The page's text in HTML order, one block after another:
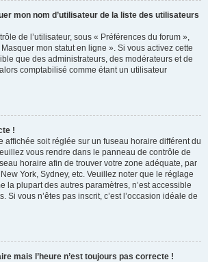
mon nom d’utilisateur de la liste des utilisateurs
de l’utilisateur, sous « Préférences du forum »,
mon statut en ligne ». Si vous activez cette
que des administrateurs, des modérateurs et de
comptabilisé comme étant un utilisateur
!
affichée soit réglée sur un fuseau horaire différent du
vous rendre dans le panneau de contrôle de
horaire afin de trouver votre zone adéquate, par
York, Sydney, etc. Veuillez noter que le réglage
la plupart des autres paramètres, n’est accessible
Si vous n’êtes pas inscrit, c’est l’occasion idéale de
mais l’heure n’est toujours pas correcte !